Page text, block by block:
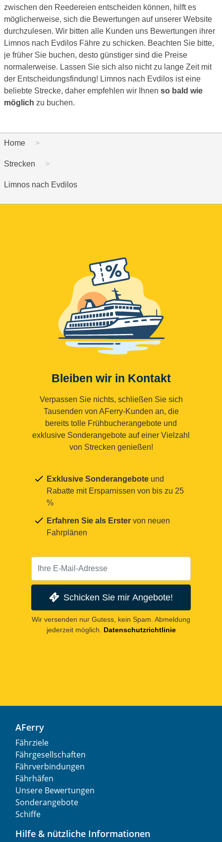
zwischen den Reedereien entscheiden können, hilft es
möglicherweise, sich die Bewertungen auf unserer Website
durchzulesen. Wir bitten alle Kunden uns Bewertungen ihrer
Limnos nach Evdilos Fähre zu schicken. Beachten Sie bitte,
je früher Sie buchen, desto günstiger sind die Preise
normalerweise. Lassen Sie sich also nicht zu lange Zeit mit
der Entscheidungsfindung! Limnos nach Evdilos ist eine
beliebte Strecke, daher empfehlen wir Ihnen so bald wie
möglich zu buchen.
Home
Strecken
Limnos nach Evdilos
Bleiben wir in Kontakt
Verpassen Sie nichts, schließen Sie sich
Tausenden von AFerry-Kunden an, die
bereits tolle Frühbucherangebote und
exklusive Sonderangebote auf einer Vielzahl
von Strecken genießen!
Exklusive Sonderangebote und
Rabatte mit Ersparnissen von bis zu 25
%
Erfahren Sie als Erster von neuen
Fahrplänen
Schicken Sie mir Angebote!
Wir versenden nur Gutess, kein Spam. Abmeldung
jederzeit möglich.
Datenschutzrichtlinie
AFerry
Fährziele
Fährgesellschaften
Fährverbindungen
Fährhäfen
Unsere Bewertungen
Sonderangebote
Schiffe
Hilfe & nützliche Informationen